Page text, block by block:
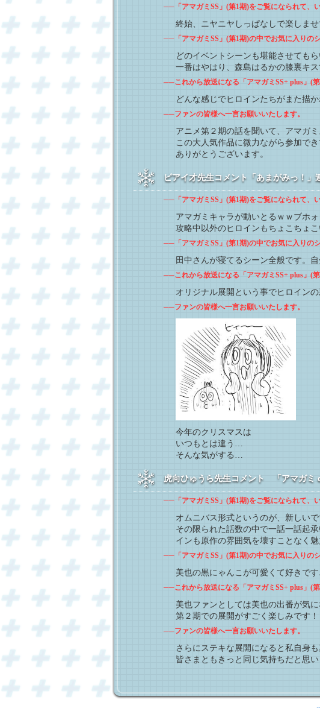
──「アマガミSS」(第1期)をご覧になられて、
終始、ニヤニヤしっぱなしで楽しませ
──「アマガミSS」(第1期)の中でお気に入りの
どのイベントシーンも堪能させてもら
一番はやはり、森島はるかの膝裏キス
──これから放送になる「アマガミSS+ plus」(
どんな感じでヒロインたちがまた描
──ファンの皆様へ一言お願いいたします。
アニメ第２期の話を聞いて、アマガ
この大人気作品に微力ながら参加でき
ありがとうございます。
ピアイ才先生コメント「あまがみっ！
──「アマガミSS」(第1期)をご覧になられて、
アマガミキャラが動いとるｗｗブホ
攻略中以外のヒロインもちょこちょ
──「アマガミSS」(第1期)の中でお気に入りの
田中さんが寝てるシーン全般です。
──これから放送になる「アマガミSS+ plus」(
オリジナル展開という事でヒロイン
──ファンの皆様へ一言お願いいたします。
今年のクリスマスは
いつもとは違う…
そんな気がする…
虎向ひゅうら先生コメント 「アマガ
──「アマガミSS」(第1期)をご覧になられて、
オムニバス形式というのが、新しいで
その限られた話数の中で一話一話起
インも原作の雰囲気を壊すことなく
──「アマガミSS」(第1期)の中でお気に入りの
美也の黒にゃんこが可愛くて好きです
──これから放送になる「アマガミSS+ plus」(
美也ファンとしては美也の出番が気
第２期での展開がすごく楽しみです！
──ファンの皆様へ一言お願いいたします。
さらにステキな展開になると私自身
皆さまともきっと同じ気持ちだと思